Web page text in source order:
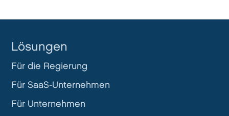
Lösungen
Für die Regierung
Für SaaS-Unternehmen
Für Unternehmen